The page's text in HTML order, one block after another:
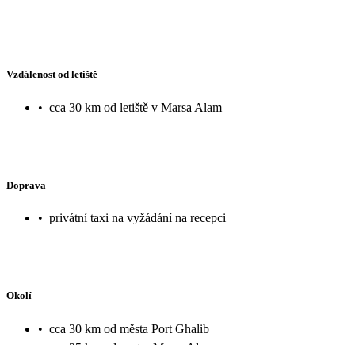
Vzdálenost od letiště
• cca 30 km od letiště v Marsa Alam
Doprava
• privátní taxi na vyžádání na recepci
Okolí
• cca 30 km od města Port Ghalib